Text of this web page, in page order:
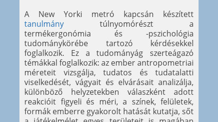
A New Yorki metró kapcsán készített
tanulmány túlnyomórészt a
termékergonómia és -pszichológia
tudománykörébe tartozó kérdésekkel
foglalkozik. Ez a tudományág szerteágazó
témákkal foglalkozik: az ember antropometriai
méreteit vizsgálja, tudatos és tudatalatti
viselkedését, vágyait és elvárásait analizálja,
különböző helyzetekben válaszként adott
reakcióit figyeli és méri, a színek, felületek,
formák emberre gyakorolt hatását kutatja, sőt